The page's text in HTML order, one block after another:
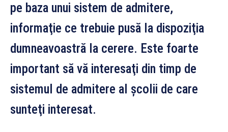
pe baza unui sistem de admitere,
informaţie ce trebuie pusă la dispoziţia
dumneavoastră la cerere. Este foarte
important să vă interesaţi din timp de
sistemul de admitere al şcolii de care
sunteţi interesat.